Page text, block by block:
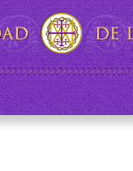
las Nieves